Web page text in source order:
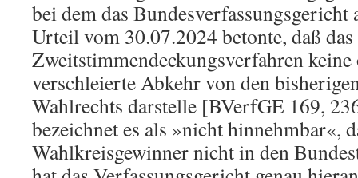
bei dem das
Urteil vom 30.07.2024 betonte, daß das
Zweitstimmendeckungsverfahren keine
verschleierte Abkehr von den
Wahlrechts darstelle [BVerfGE 169,
bezeichnet es als »nicht hinnehmbar«,
Wahlkreisgewinner nicht in den